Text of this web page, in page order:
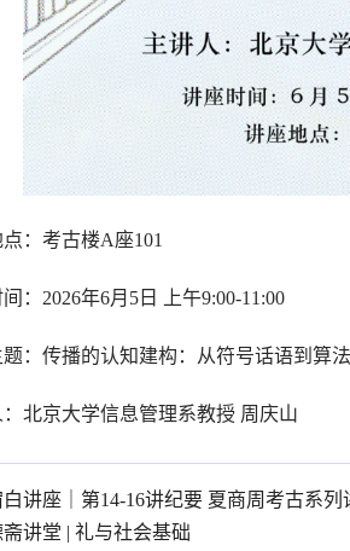
：考古楼A座101
：2026年6月5日 上午9:00-11:00
：传播的认知建构：从符号话语到算
北京大学信息管理系教授 周庆山
讲座｜第14-16讲纪要 夏商周考古系列
讲堂 | 礼与社会基础